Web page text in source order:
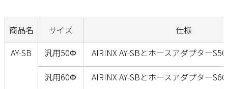
商品名 サイズ
仕様
AY-SB
汎用50Φ
AIRINX AY-SBとホースアダプター
汎用60Φ
AIRINX AY-SBとホースアダプター